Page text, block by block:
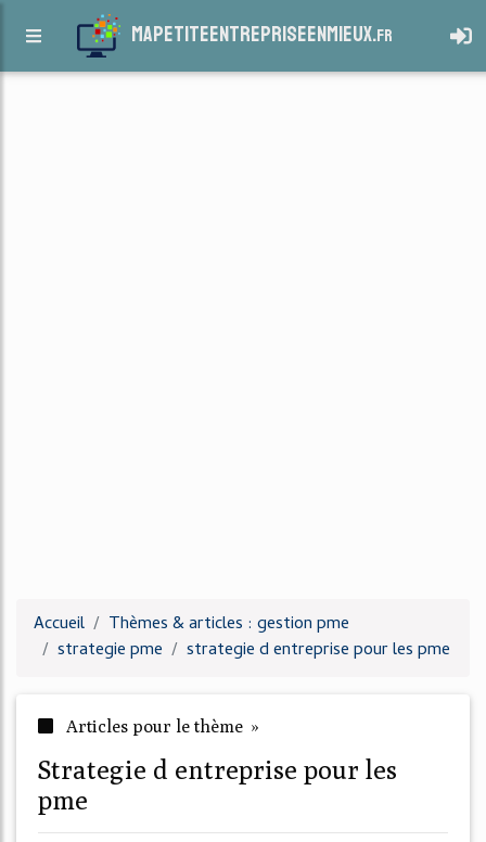
mapetiteentrepriseenmieux.fr
Accueil
Thèmes & articles : gestion pme
strategie pme
strategie d entreprise pour les pme
Articles pour le thème »
strategie d entreprise pour les
pme